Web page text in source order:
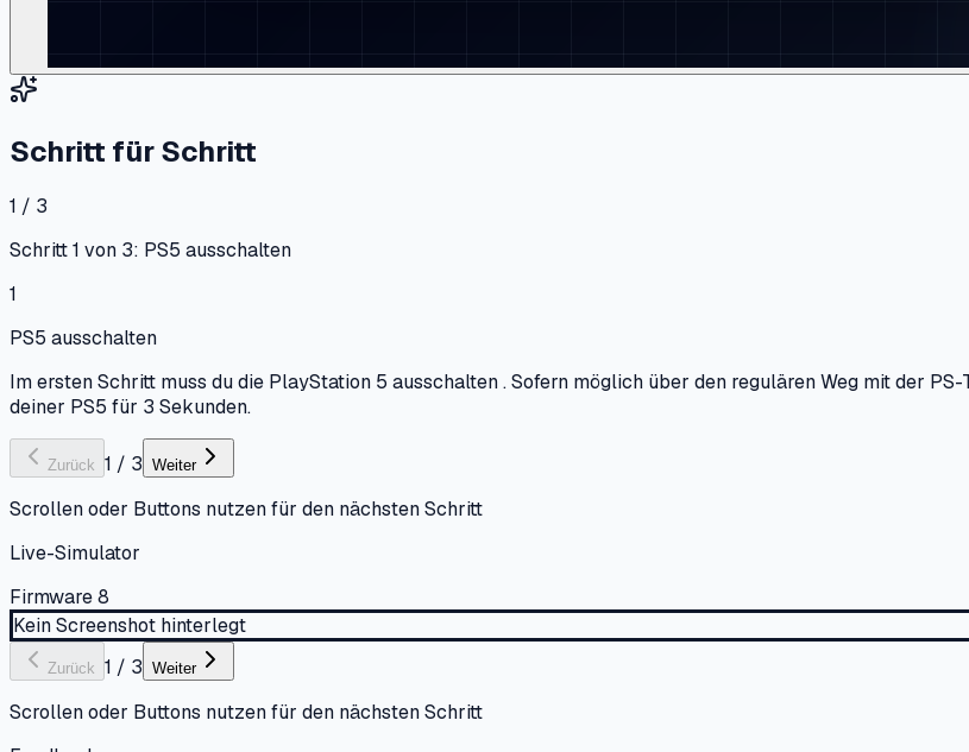
Schritt für Schritt
1 / 3
Schritt 1 von 3: PS5 ausschalten
1
PS5 ausschalten
Im ersten Schritt muss du die PlayStation 5 ausschalten . Sofern möglich über den regulären Weg mit der
deiner PS5 für 3 Sekunden.
Zurück 1 / 3 Weiter
Scrollen oder Buttons nutzen für den nächsten Schritt
Live-Simulator
Firmware 8
Kein Screenshot hinterlegt
Zurück 1 / 3 Weiter
Scrollen oder Buttons nutzen für den nächsten Schritt